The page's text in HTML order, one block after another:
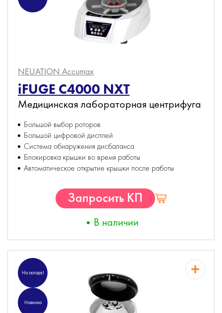
NEUATION Accumax
iFUGE C4000 NXT
Медицинская лабораторная центрифуга
Большой выбор роторов
Большой цифровой дисплей
Система обнаружения дисбаланса
Блокировка крышки во время работы
Автоматическое открытие крышки после работы
Запросить КП
В наличии
На складе!
Новинка